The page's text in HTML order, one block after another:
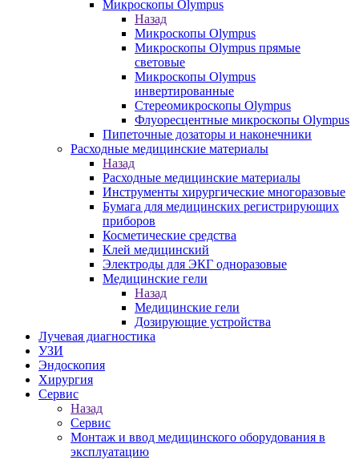
Микроскопы Olympus
Назад
Микроскопы Olympus
Микроскопы Olympus прямые
световые
Микроскопы Olympus
инвертированные
Стереомикроскопы Olympus
Флуоресцентные микроскопы Olympus
Пипеточные дозаторы и наконечники
Расходные медицинские материалы
Назад
Расходные медицинские материалы
Инструменты хирургические многоразовые
Бумага для медицинских регистрирующих
приборов
Косметические средства
Клей медицинский
Электроды для ЭКГ одноразовые
Медицинские гели
Назад
Медицинские гели
Дозирующие устройства
Лучевая диагностика
УЗИ
Эндоскопия
Хирургия
Сервис
Назад
Сервис
Монтаж и ввод медицинского оборудования в
эксплуатацию